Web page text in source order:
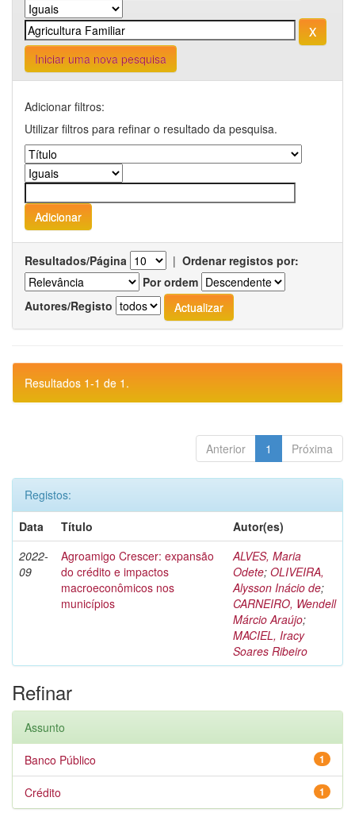
Iniciar uma nova pesquisa
Adicionar filtros:
Utilizar filtros para refinar o resultado da pesquisa.
Resultados/Página | Ordenar registos por:
Por ordem
Autores/Registo
Resultados 1-1 de 1.
Anterior 1 Próxima
Registos:
Data
Título
Autor(es)
2022-
09
Agroamigo Crescer: expansão
do crédito e impactos
macroeconômicos nos
municípios
ALVES, Maria
Odete; OLIVEIRA,
Alysson Inácio de;
CARNEIRO, Wendell
Márcio Araújo;
MACIEL, Iracy
Soares Ribeiro
Refinar
Assunto
1
Banco Público
1
Crédito